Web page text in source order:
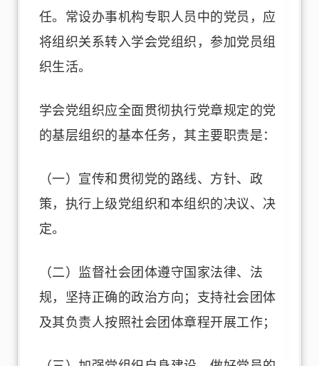
任。常设办事机构专职人员中的党员，应
将组织关系转入学会党组织，参加党员组
织生活。
学会党组织应全面贯彻执行党章规定的党
的基层组织的基本任务，其主要职责是：
（一）宣传和贯彻党的路线、方针、政
策，执行上级党组织和本组织的决议、决
定。
（二）监督社会团体遵守国家法律、法
规，坚持正确的政治方向；支持社会团体
及其负责人按照社会团体章程开展工作；